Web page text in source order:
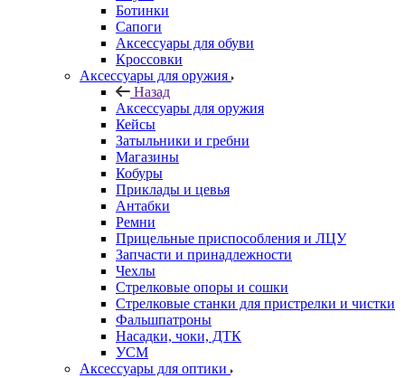
Ботинки
Сапоги
Аксессуары для обуви
Кроссовки
Аксессуары для оружия
Назад
Аксессуары для оружия
Кейсы
Затыльники и гребни
Магазины
Кобуры
Приклады и цевья
Антабки
Ремни
Прицельные приспособления и ЛЦУ
Запчасти и принадлежности
Чехлы
Стрелковые опоры и сошки
Стрелковые станки для пристрелки и чистки
Фальшпатроны
Насадки, чоки, ДТК
УСМ
Аксессуары для оптики